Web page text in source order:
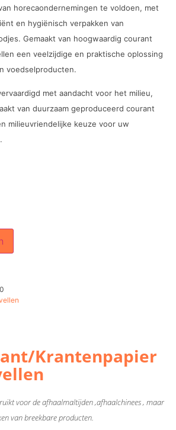
horecaondernemingen te voldoen, met
en hygiënisch verpakken van
Gemaakt van hoogwaardig courant
een veelzijdige en praktische oplossing
voedselproducten.
met aandacht voor het milieu,
van duurzaam geproduceerd courant
milieuvriendelijke keuze voor uw
Krantenpapier
voor de afhaalmaltijden ,afhaalchinees , maar
van breekbare producten.